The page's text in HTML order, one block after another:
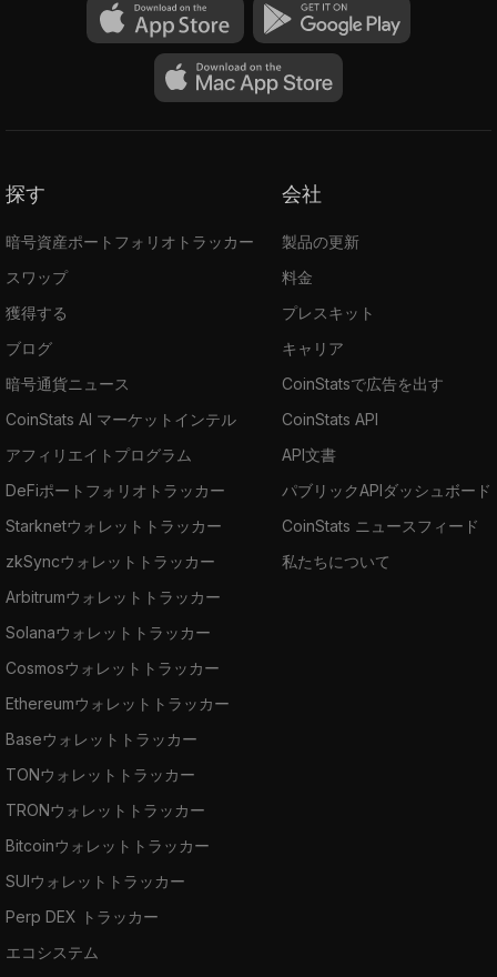
探す
暗号資産ポートフォリオトラッカー
スワップ
獲得する
ブログ
暗号通貨ニュース
CoinStats AI マーケットインテル
アフィリエイトプログラム
DeFiポートフォリオトラッカー
Starknetウォレットトラッカー
zkSyncウォレットトラッカー
Arbitrumウォレットトラッカー
Solanaウォレットトラッカー
Cosmosウォレットトラッカー
Ethereumウォレットトラッカー
Baseウォレットトラッカー
TONウォレットトラッカー
TRONウォレットトラッカー
Bitcoinウォレットトラッカー
SUIウォレットトラッカー
Perp DEX トラッカー
エコシステム
会社
製品の更新
料金
プレスキット
キャリア
CoinStatsで広告を出す
CoinStats API
API文書
パブリックAPIダッシュボード
CoinStats ニュースフィード
私たちについて